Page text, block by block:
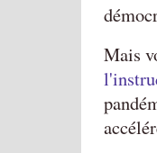
Mais